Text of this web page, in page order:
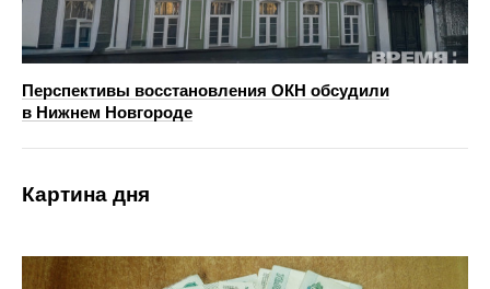
Перспективы восстановления ОКН обсудили
в Нижнем Новгороде
Картина дня